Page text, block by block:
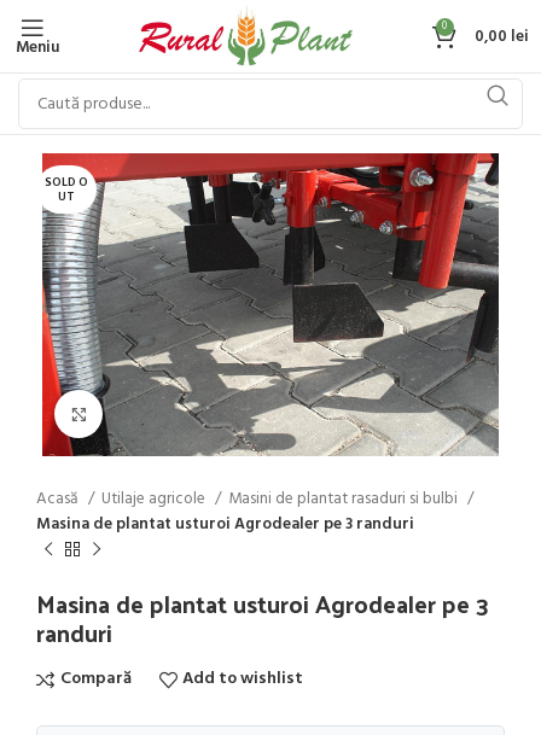
Meniu
0 0,00 lei
SOLD O
UT
Click to enlarge
Acasă Utilaje agricole
Masini de plantat rasaduri si bulbi
Masina de plantat usturoi Agrodealer pe 3 randuri
Masina de plantat usturoi Agrodealer pe 3
randuri
Compară Add to wishlist